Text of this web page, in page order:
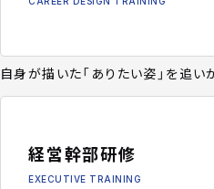
自身が描いた「ありたい姿」を追い
経営幹部研修
EXECUTIVE TRAINING